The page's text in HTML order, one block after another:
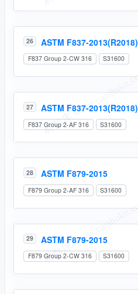
26 ASTM F837-2013(R2018)
F837 Group 2-CW 316 S31600
27 ASTM F837-2013(R2018)
F837 Group 2-AF 316 S31600
28 ASTM F879-2015
F879 Group 2-AF 316 S31600
29 ASTM F879-2015
F879 Group 2-CW 316 S31600